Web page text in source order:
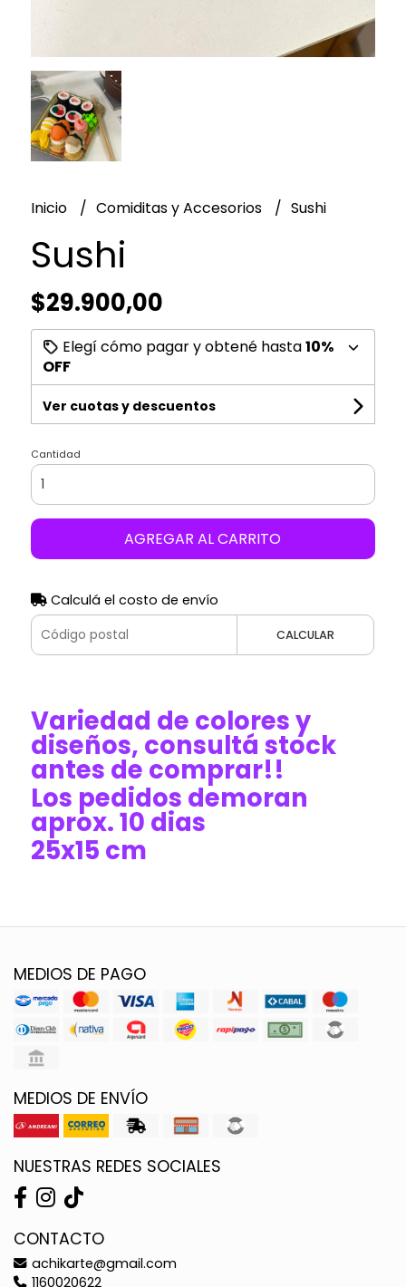
Inicio Comiditas y Accesorios Sushi
Sushi
$29.900,00
Elegí cómo pagar y obtené hasta10%
OFF
Ver cuotas y descuentos
Cantidad
AGREGAR AL CARRITO
Calculá el costo de envío
CALCULAR
Variedad de colores y
diseños, consultá stock
antes de comprar!!
Los pedidos demoran
aprox. 10 dias
25x15 cm
MEDIOS DE PAGO
MEDIOS DE ENVÍO
NUESTRAS REDES SOCIALES
CONTACTO
achikarte@gmail.com
1160020622